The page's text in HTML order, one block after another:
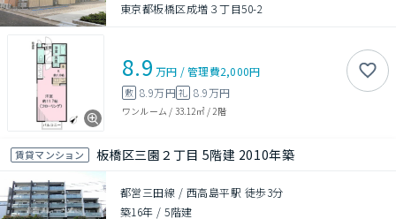
東京都板橋区成増３丁目50-2
8.9 万円 /管理費2,000円
敷 8.9万円礼 8.9万円
ワンルーム / 33.12㎡/ 2階
賃貸マンション 板橋区三園２丁目 5階建 2010年築
都営三田線 / 西高島平駅 徒歩3分
築16年 /5階建